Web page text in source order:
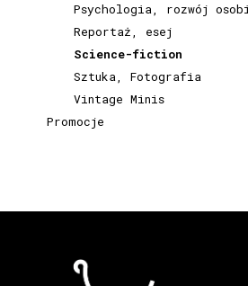
Psychologia, rozwój
Reportaż, esej
Science-fiction
Sztuka, Fotografia
Vintage Minis
Promocje